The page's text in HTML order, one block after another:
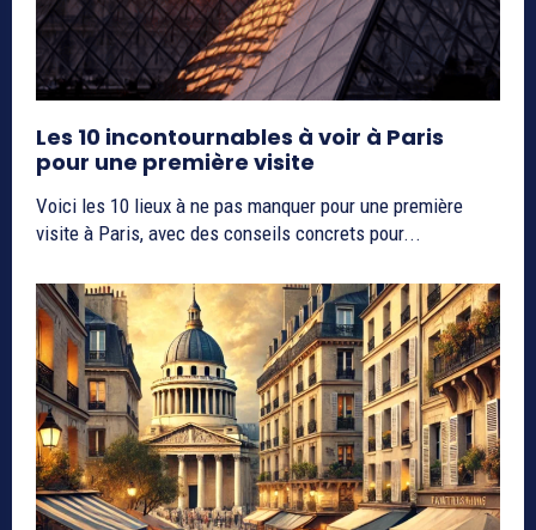
Les 10 incontournables à voir à Paris
pour une première visite
Voici les 10 lieux à ne pas manquer pour une première
visite à Paris, avec des conseils concrets pour...